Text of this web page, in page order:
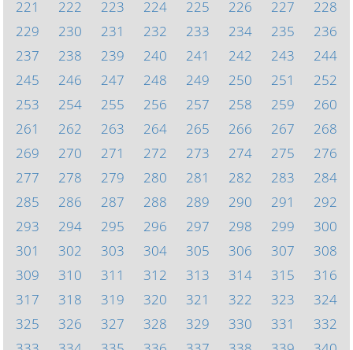
221
222 223 224 225 226 227
228
229
230 231 232 233 234 235
236
237
238 239 240 241 242 243
244
245
246 247 248 249 250 251
252
253
254 255 256 257 258 259
260
261
262 263 264 265 266 267
268
269
270 271 272 273 274 275
276
277
278 279 280 281 282 283
284
285
286 287 288 289 290 291
292
293
294 295 296 297 298 299
300
301
302 303 304 305 306 307
308
309
310 311 312 313 314 315
316
317
318 319 320 321 322 323
324
325
326 327 328 329 330 331
332